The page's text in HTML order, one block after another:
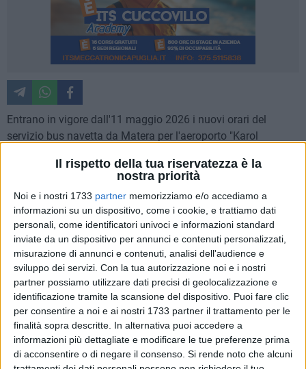
Il rispetto della tua riservatezza è la
nostra priorità
Noi e i nostri 1733 partner memorizziamo e/o accediamo a
informazioni su un dispositivo, come i cookie, e trattiamo dati
personali, come identificatori univoci e informazioni standard
inviate da un dispositivo per annunci e contenuti personalizzati,
misurazione di annunci e contenuti, analisi dell'audience e
sviluppo dei servizi. Con la tua autorizzazione noi e i nostri
partner possiamo utilizzare dati precisi di geolocalizzazione e
identificazione tramite la scansione del dispositivo. Puoi fare clic
per consentire a noi e ai nostri 1733 partner il trattamento per le
finalità sopra descritte. In alternativa puoi accedere a
informazioni più dettagliate e modificare le tue preferenze prima
di acconsentire o di negare il consenso. Si rende noto che alcuni
Entrano in vigore dall'11 maggio 2026 i nuovi orari del
servizio bus navetta da Matera per l'aeroporto "Karol
cinque gestite dal Cotrab (Consorzio aziende trasporto della
Basilicata) e 2 dal Cotrap (Consorzio aziende trasporto della
Puglia). Gli orari sono stati stabiliti dopo un confronto
condiviso dal comune di Matera e dai due consorzi con
l'obiettivo di "rendere il collegamento maggiormente
aderente alle esigenze dell'utenza aeroportuale e del settore
turistico".
La revisione degli orari nasce dalla volontà di garantire un
servizio più efficiente, funzionale e coerente con i flussi dei
voli in arrivo e in partenza, assicurando collegamenti più
agevoli per cittadini, turisti e operatori economici del
territorio. Il servizio sarà garantito tutti i giorni, comprese